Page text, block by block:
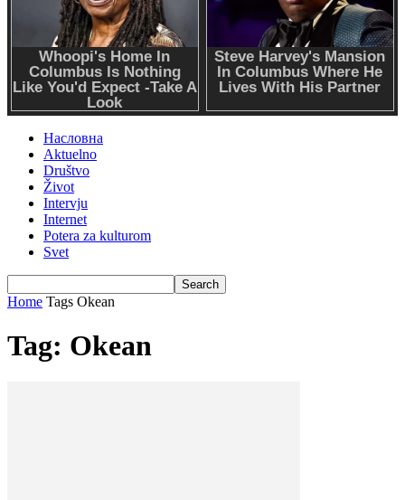
Насловна
Aktuelno
Društvo
Život
Intervju
Internet
Potera za kulturom
Svet
Home Tags Okean
Tag: Okean